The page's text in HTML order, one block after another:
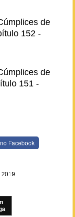
de
152 -
de
151 -
Facebook
2019